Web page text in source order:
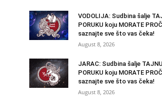
VODOLIJA: Sudbina šalje
PORUKU koju MORATE
saznajte sve što vas čeka!
August 8, 2026
JARAC: Sudbina šalje TAJNU
PORUKU koju MORATE
saznajte sve što vas čeka!
August 8, 2026